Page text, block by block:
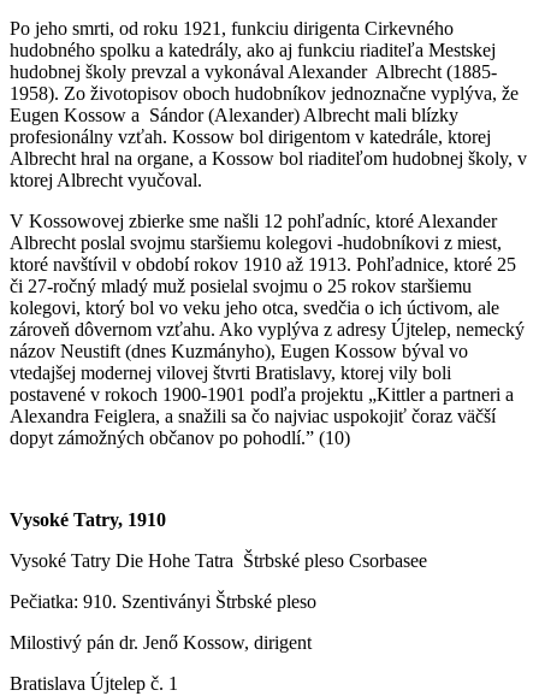
Po jeho smrti, od roku 1921, funkciu dirigenta Cirkevného
hudobného spolku a katedrály, ako aj funkciu riaditeľa Mestskej
hudobnej školy prevzal a vykonával Alexander Albrecht (1885-
1958). Zo životopisov oboch hudobníkov jednoznačne vyplýva, že
Eugen Kossow a Sándor (Alexander) Albrecht mali blízky
profesionálny vzťah. Kossow bol dirigentom v katedrále, ktorej
Albrecht hral na organe, a Kossow bol riaditeľom hudobnej školy, v
ktorej Albrecht vyučoval.
V Kossowovej zbierke sme našli 12 pohľadníc, ktoré Alexander
Albrecht poslal svojmu staršiemu kolegovi -hudobníkovi z miest,
ktoré navštívil v období rokov 1910 až 1913. Pohľadnice, ktoré 25
či 27-ročný mladý muž posielal svojmu o 25 rokov staršiemu
kolegovi, ktorý bol vo veku jeho otca, svedčia o ich úctivom, ale
zároveň dôvernom vzťahu. Ako vyplýva z adresy Újtelep, nemecký
názov Neustift (dnes Kuzmányho), Eugen Kossow býval vo
vtedajšej modernej vilovej štvrti Bratislavy, ktorej vily boli
postavené v rokoch 1900-1901 podľa projektu „Kittler a partneri a
Alexandra Feiglera, a snažili sa čo najviac uspokojiť čoraz väčší
dopyt zámožných občanov po pohodlí.” (10)
Vysoké Tatry, 1910
Vysoké Tatry Die Hohe Tatra Štrbské pleso Csorbasee
Pečiatka: 910. Szentiványi Štrbské pleso
Milostivý pán dr. Jenő Kossow, dirigent
Bratislava Újtelep č. 1